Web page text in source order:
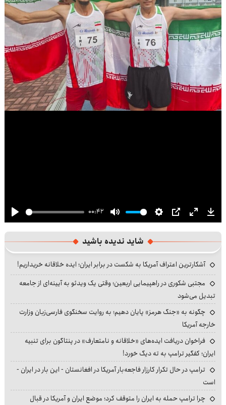
Play
00:42
Mute Settings
PIP Enter
شاید ندیده باشید
آشکارترین اعتراف آمریکا به شکست در برابر ایران؛ ایده خلاقانه خریداریم!
مجتبی شکوری در راهپیمایی اربعین؛ وقتی یک ویدئو به آیینه‌ای از جامعه
تبدیل می‌شود
چگونه به «جنگ هرمز» پایان دهیم؛ به روایت سخنگوی فارسی‌زبان وزارت
خارجه آمریکا
فراخوان دریافت ایده‌های «خلاقانه و نامتعارف» در پنتاگون برای تنبیه
ایران؛ کفگیر ترامپ به ته دیگ خورد!
ترامپ در حال تکرار کارزار فاجعه‌بار آمریکا در افغانستان - این بار در ایران -
است
چرا ترامپ حمله به ایران را متوقف کرد؛ موضع ایران و آمریکا در قبال